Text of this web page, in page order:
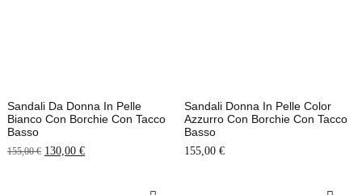
Sandali Da Donna In Pelle
Bianco Con Borchie Con Tacco
Basso
155,00€ 130,00 €
Sandali Donna In Pelle Color
Azzurro Con Borchie Con Tacco
Basso
155,00 €